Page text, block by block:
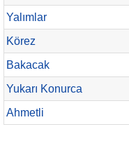
Yalımlar
Körez
Bakacak
Yukarı Konurca
Ahmetli